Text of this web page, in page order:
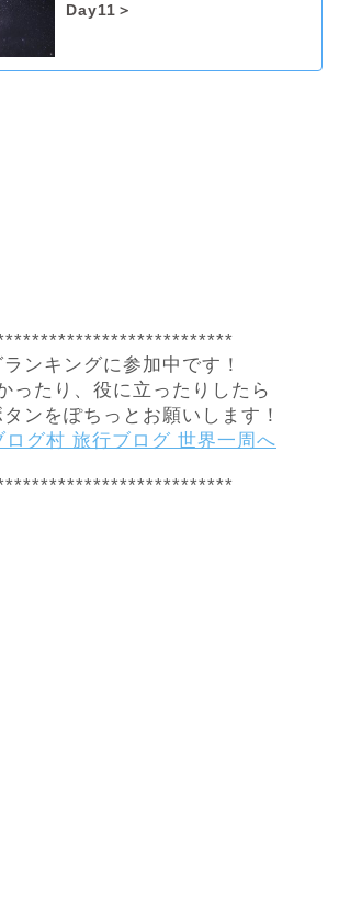
Day11＞
ンキングに参加中です！
ったり、役に立ったりしたら
ンをぽちっとお願いします！